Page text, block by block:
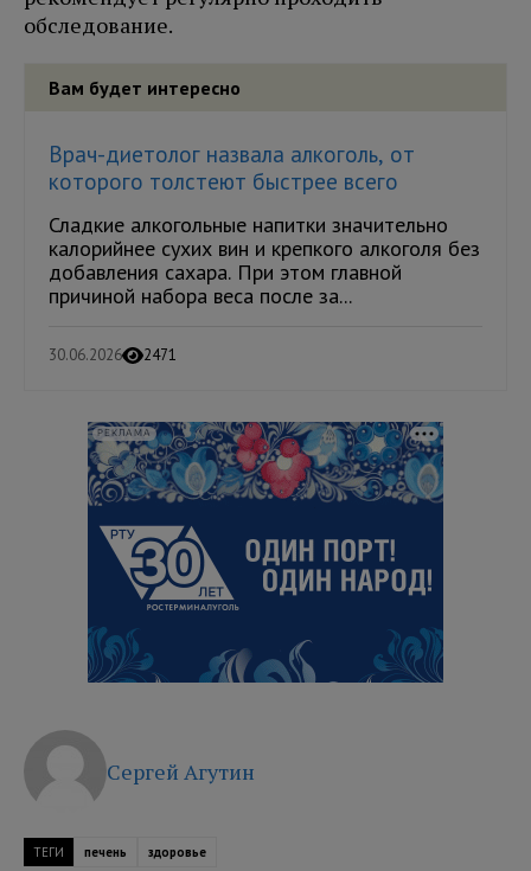
обследование.
Вам будет интересно
Врач-диетолог назвала алкоголь, от
которого толстеют быстрее всего
Сладкие алкогольные напитки значительно
калорийнее сухих вин и крепкого алкоголя без
добавления сахара. При этом главной
причиной набора веса после за...
30.06.2026 2471
РЕКЛАМА
Сергей Агутин
ТЕГИ печень здоровье